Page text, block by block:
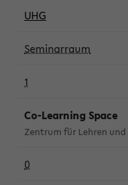
UHG
Seminarraum
1
Co-Learning Space
Zentrum für Lehren und
0